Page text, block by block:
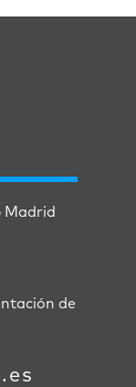
Madrid
de